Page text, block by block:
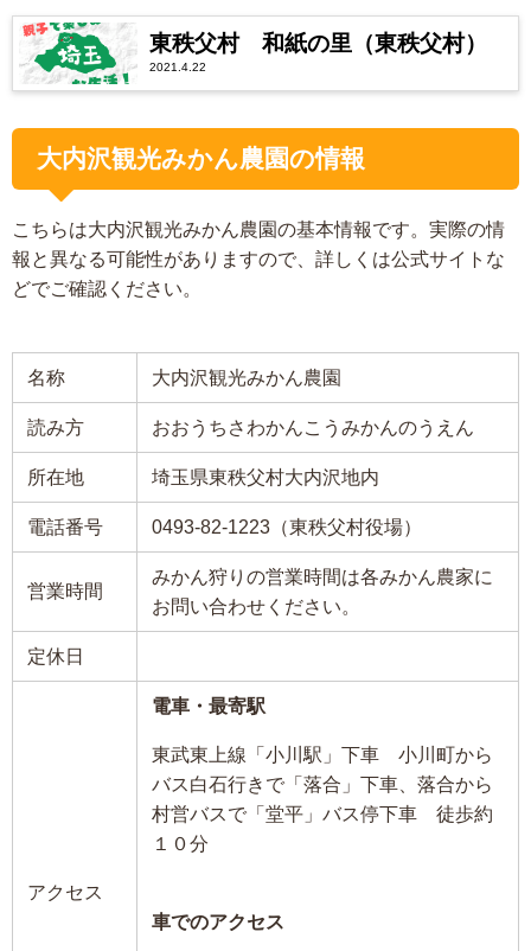
東秩父村 和紙の里（東秩父村）
2021.4.22
大内沢観光みかん農園の情報
こちらは大内沢観光みかん農園の基本情報です。実際の情
報と異なる可能性がありますので、詳しくは公式サイトな
どでご確認ください。
名称 大内沢観光みかん農園
読み方 おおうちさわかんこうみかんのうえん
所在地 埼玉県東秩父村大内沢地内
電話番号 0493-82-1223（東秩父村役場）
営業時間
みかん狩りの営業時間は各みかん農家に
お問い合わせください。
定休日
アクセス
電車・最寄駅
東武東上線「小川駅」下車 小川町から
バス白石行きで「落合」下車、落合から
村営バスで「堂平」バス停下車 徒歩約
１０分
車でのアクセス